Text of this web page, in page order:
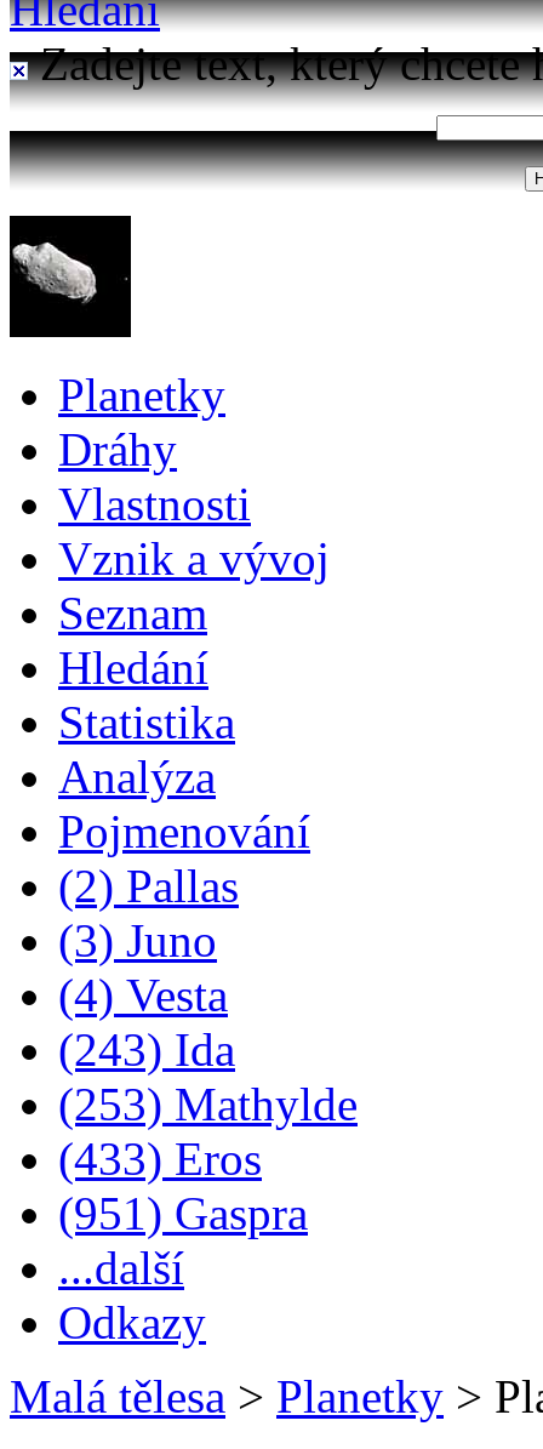
Zadejte text, který chcete
Planetky
Dráhy
Vlastnosti
Vznik a vývoj
Seznam
Hledání
Statistika
Analýza
Pojmenování
(2) Pallas
(3) Juno
(4) Vesta
(243) Ida
(253) Mathylde
(433) Eros
(951) Gaspra
...další
Odkazy
Malá tělesa > Planetky >